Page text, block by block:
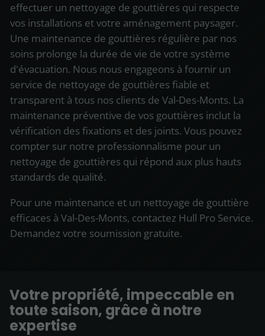
effectuer un nettoyage de gouttières qui respecte
vos installations et votre aménagement paysager.
Une maintenance de gouttières régulière par nos
soins prolonge la durée de vie de votre système
d'évacuation. Nous nous engageons à fournir un
service de nettoyage de gouttières fiable et
transparent à tous nos clients de Val-Des-Monts. La
maintenance préventive de vos gouttières inclut la
vérification des fixations et des joints. Vous pouvez
compter sur notre professionnalisme pour un
nettoyage de gouttières qui répond aux plus hauts
standards de qualité.
Pour une maintenance et un nettoyage de gouttière
efficaces à Val-Des-Monts, contactez Hull Pro Service.
Demandez votre soumission gratuite.
Votre propriété, impeccable en
toute saison, grâce à notre
expertise